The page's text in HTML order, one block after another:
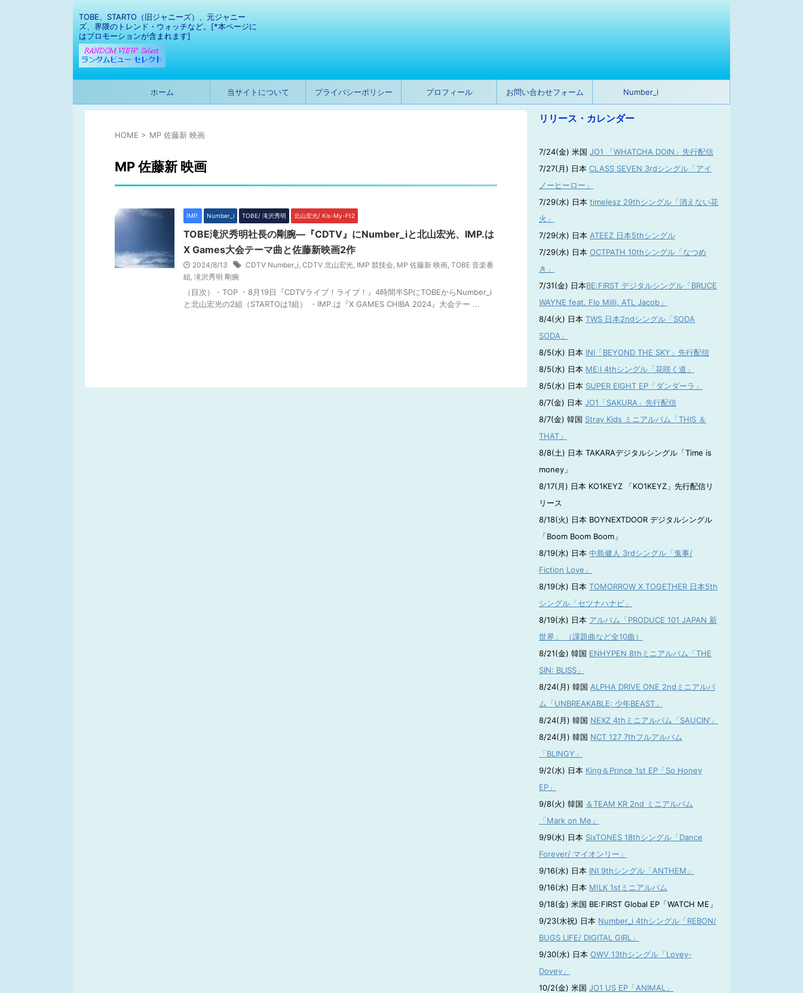
TOBE、STARTO（旧ジャニーズ）、元ジャニー
ズ、界隈のトレンド・ウォッチなど。[*本ページに
はプロモーションが含まれます]
ホーム 当サイトについて プライバシーポリシー プロフィール お問い合わせフォーム Number_i
HOME > MP 佐藤新 映画
MP 佐藤新 映画
IMP. Number_i TOBE/ 滝沢秀明 北山宏光/ Kis-My-Ft2
TOBE滝沢秀明社長の剛腕―『CDTV』にNumber_iと北山宏光、IMP.は
X Games大会テーマ曲と佐藤新映画2作
2024/8/13 CDTV Number_i, CDTV 北山宏光, IMP 競技会, MP 佐藤新 映画, TOBE 音楽番
組, 滝沢秀明 剛腕
（目次）・TOP ・8月19日『CDTVライブ！ライブ！』4時間半SPにTOBEからNumber_i
と北山宏光の2組（STARTOは1組） ・IMP.は『X GAMES CHIBA 2024』大会テー ...
リリース・カレンダー
7/24(金) 米国 JO1 「WHATCHA DOIN」先行配信
7/27(月) 日本 CLASS SEVEN 3rdシングル「アイ
ノーヒーロー」
7/29(水) 日本 timelesz 29thシングル「消えない花
火」
7/29(水) 日本 ATEEZ 日本5thシングル
7/29(水) 日本 OCTPATH 10thシングル「なつめ
き」
7/31(金) 日本BE:FIRST デジタルシングル「BRUCE
WAYNE feat. Flo Milli, ATL Jacob」
8/4(火) 日本 TWS 日本2ndシングル「SODA
SODA」
8/5(水) 日本 INI「BEYOND THE SKY」先行配信
8/5(水) 日本 ME:I 4thシングル「花咲く道」
8/5(水) 日本 SUPER EIGHT EP「ダンダーラ」
8/7(金) 日本 JO1「SAKURA」先行配信
8/7(金) 韓国 Stray Kids ミニアルバム「THIS ＆
THAT」
8/8(土) 日本 TAKARAデジタルシングル「Time is
money」
8/17(月) 日本 KO1KEYZ 「KO1KEYZ」先行配信リ
リース
8/18(火) 日本 BOYNEXTDOOR デジタルシングル
「Boom Boom Boom」
8/19(水) 日本 中島健人 3rdシングル「鬼事/
Fiction Love」
8/19(水) 日本 TOMORROW X TOGETHER 日本5th
シングル「セツナハナビ」
8/19(水) 日本 アルバム「PRODUCE 101 JAPAN 新
世界」 （課題曲など全10曲）
8/21(金) 韓国 ENHYPEN 8thミニアルバム「THE
SIN: BLISS」
8/24(月) 韓国 ALPHA DRIVE ONE 2ndミニアルバ
ム「UNBREAKABLE: 少年BEAST」
8/24(月) 韓国 NEXZ 4thミニアルバム「SAUCIN’」
8/24(月) 韓国 NCT 127 7thフルアルバム
「BLINGY」
9/2(水) 日本 King＆Prince 1st EP「So Honey
EP」
9/8(火) 韓国 ＆TEAM KR 2nd ミニアルバム
「Mark on Me」
9/9(水) 日本 SixTONES 18thシングル「Dance
Forever/ マイオンリー」
9/16(水) 日本 INI 9thシングル「ANTHEM」
9/16(水) 日本 M!LK 1stミニアルバム
9/18(金) 米国 BE:FIRST Global EP「WATCH ME」
9/23(水祝) 日本 Number_i 4thシングル「REBON/
BUGS LIFE/ DIGITAL GIRL」
9/30(水) 日本 OWV 13thシングル「Lovey-
Dovey」
10/2(金) 米国 JO1 US EP「ANIMAL」